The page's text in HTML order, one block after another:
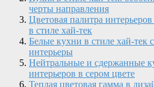
черты направления
Цветовая палитра
в стиле хай-тек
Белые кухни в стиле хай-тек
интерьеры
Нейтральные и сдержанные
интерьеров в сером цвете
Теплая цветовая гамма в